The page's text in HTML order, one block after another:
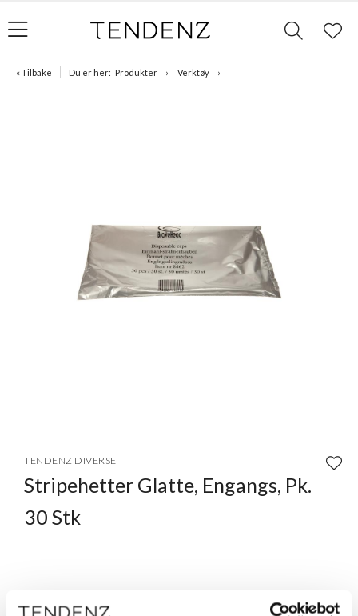
« Tilbake Du er her: Produkter Verktøy
of
1
TENDENZ DIVERSE
Stripehetter Glatte, Engangs, Pk.
30 Stk
Logg inn